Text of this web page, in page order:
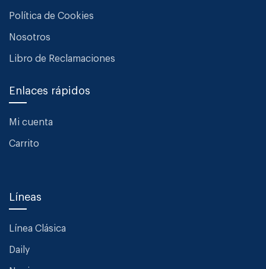
Política de Cookies
Nosotros
Libro de Reclamaciones
Enlaces rápidos
Mi cuenta
Carrito
Líneas
Línea Clásica
Daily